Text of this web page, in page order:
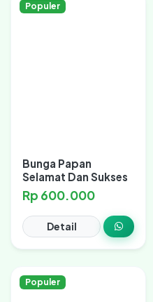
Populer
Bunga Papan
Selamat Dan Sukses
Rp 600.000
Detail
Populer